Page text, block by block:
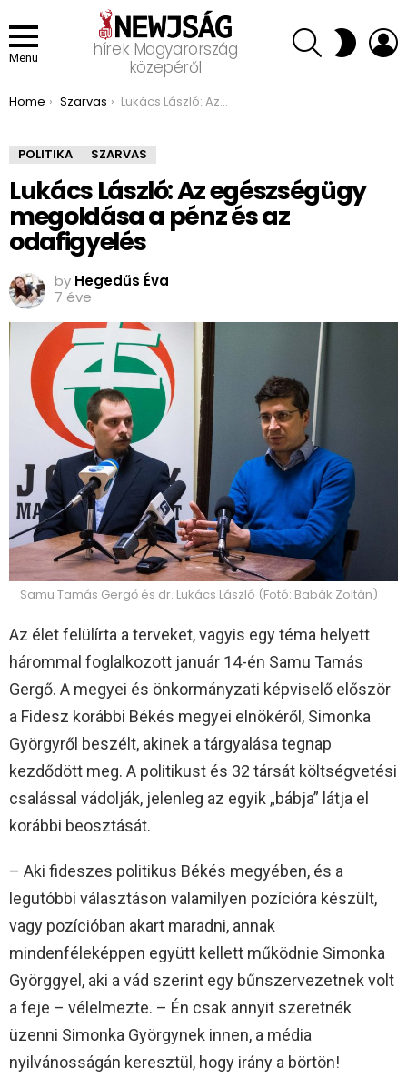
Menu
hírek Magyarország
közepéről
SEARCH SWITCH
SKIN
You are here:
Home Szarvas Lukács László: Az egészségügy megoldása a pénz és az odafigyelés
POLITIKA SZARVAS
Lukács László: Az egészségügy
megoldása a pénz és az
odafigyelés
by Hegedűs Éva
7 éve
Samu Tamás Gergő és dr. Lukács László (Fotó: Babák Zoltán)
Az élet felülírta a terveket, vagyis egy téma helyett
hárommal foglalkozott január 14-én Samu Tamás
Gergő. A megyei és önkormányzati képviselő először
a Fidesz korábbi Békés megyei elnökéről, Simonka
Györgyről beszélt, akinek a tárgyalása tegnap
kezdődött meg. A politikust és 32 társát költségvetési
csalással vádolják, jelenleg az egyik „bábja” látja el
korábbi beosztását.
– Aki fideszes politikus Békés megyében, és a
legutóbbi választáson valamilyen pozícióra készült,
vagy pozícióban akart maradni, annak
mindenféleképpen együtt kellett működnie Simonka
Györggyel, aki a vád szerint egy bűnszervezetnek volt
a feje – vélelmezte. – Én csak annyit szeretnék
üzenni Simonka Györgynek innen, a média
nyilvánosságán keresztül, hogy irány a börtön!